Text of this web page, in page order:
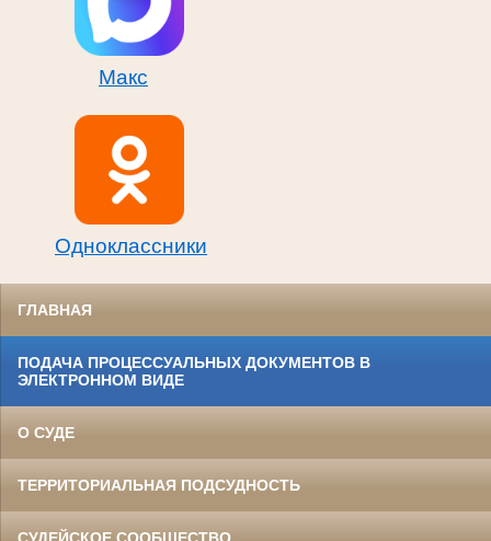
Макс
Одноклассники
ГЛАВНАЯ
ПОДАЧА ПРОЦЕССУАЛЬНЫХ ДОКУМЕНТОВ В
ЭЛЕКТРОННОМ ВИДЕ
О СУДЕ
ТЕРРИТОРИАЛЬНАЯ ПОДСУДНОСТЬ